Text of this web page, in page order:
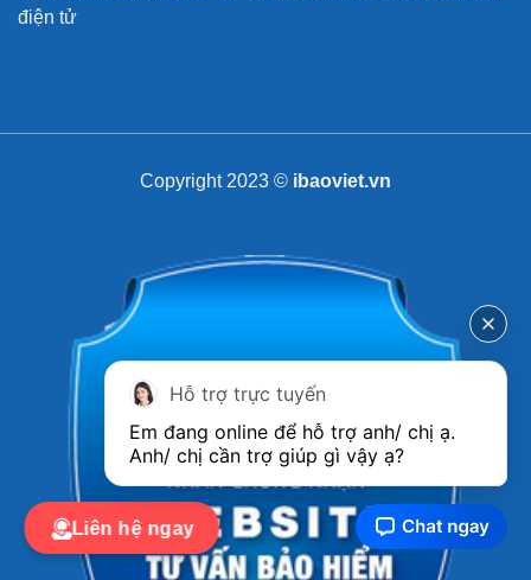
điện tử
Copyright 2023 © ibaoviet.vn
Liên hệ ngay
Hỗ trợ trực tuyến
Em đang online để hỗ trợ anh/ chị ạ.
Anh/ chị cần trợ giúp gì vậy ạ?